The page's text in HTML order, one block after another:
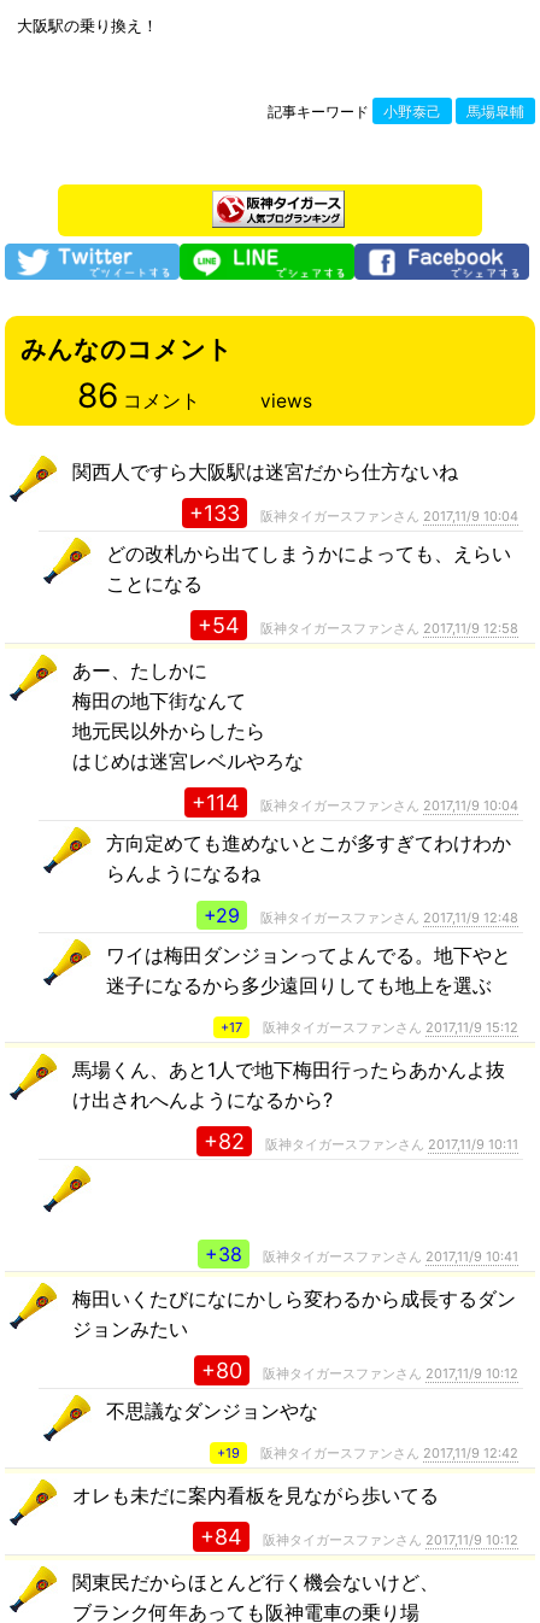
大阪駅の乗り換え！
記事キーワード 小野泰己 馬場皐輔
みんなのコメント
86 コメント views
関西人ですら大阪駅は迷宮だから仕方ないね
+133 阪神タイガースファンさん 2017,11/9 10:04
どの改札から出てしまうかによっても、えらい
ことになる
+54 阪神タイガースファンさん 2017,11/9 12:58
あー、たしかに
梅田の地下街なんて
地元民以外からしたら
はじめは迷宮レベルやろな
+114 阪神タイガースファンさん 2017,11/9 10:04
方向定めても進めないとこが多すぎてわけわか
らんようになるね
+29
阪神タイガースファンさん 2017,11/9 12:48
ワイは梅田ダンジョンってよんでる。地下やと
迷子になるから多少遠回りしても地上を選ぶ
+17 阪神タイガースファンさん 2017,11/9 15:12
馬場くん、あと1人で地下梅田行ったらあかんよ抜
け出されへんようになるから?
+82 阪神タイガースファンさん 2017,11/9 10:11
+38 阪神タイガースファンさん 2017,11/9 10:41
梅田いくたびになにかしら変わるから成長するダン
ジョンみたい
+80 阪神タイガースファンさん 2017,11/9 10:12
不思議なダンジョンやな
+19 阪神タイガースファンさん 2017,11/9 12:42
オレも未だに案内看板を見ながら歩いてる
+84 阪神タイガースファンさん 2017,11/9 10:12
関東民だからほとんど行く機会ないけど、
ブランク何年あっても阪神電車の乗り場